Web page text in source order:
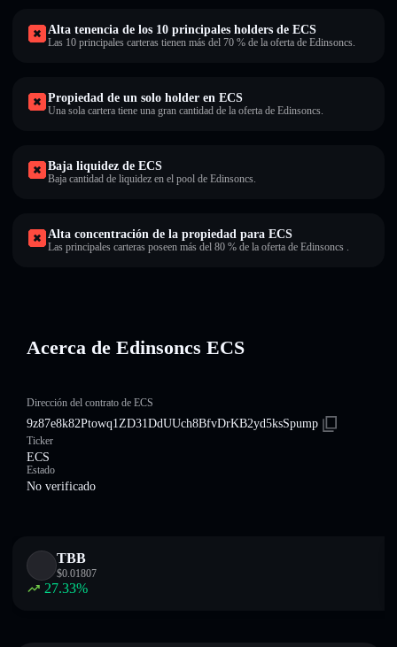
Alta tenencia de los 10 principales holders de ECS
Las 10 principales carteras tienen más del 70 % de la oferta de Edinsoncs.
Propiedad de un solo holder en ECS
Una sola cartera tiene una gran cantidad de la oferta de Edinsoncs.
Baja liquidez de ECS
Baja cantidad de liquidez en el pool de Edinsoncs.
Alta concentración de la propiedad para ECS
Las principales carteras poseen más del 80 % de la oferta de Edinsoncs .
Acerca de Edinsoncs ECS
Dirección del contrato de ECS
9z87e8k82Ptowq1ZD31DdUUch8BfvDrKB2yd5ksSpump
Ticker
ECS
Estado
No verificado
TBB
$0.01807
27.33%